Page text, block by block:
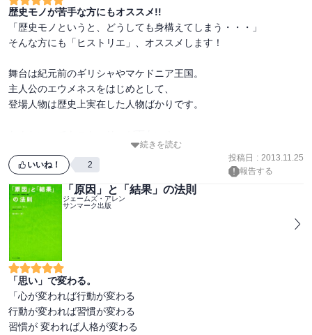
歴史モノが苦手な方にもオススメ!!
「歴史モノというと、どうしても身構えてしまう・・・」
そんな方にも「ヒストリエ」、オススメします！
舞台は紀元前のギリシャやマケドニア王国。
主人公のエウメネスをはじめとして、
登場人物は歴史上実在した人物ばかりです。
登場人物の思い・考えの交錯、
予想だにしなかった事実の判明(伏線)等等・・・
巻をまたいで話が繋がる、読み応え十分です！
ぜひ一気読みしていただきたい作品です。
続きを読む
いいね！ 2
投稿日 : 2013.11.25
報告する
「原因」と「結果」の法則
ジェームズ・アレン
サンマーク出版
「思い」で変わる。
「心が変われば行動が変わる
行動が変われば習慣が変わる
習慣が 変われば人格が変わる